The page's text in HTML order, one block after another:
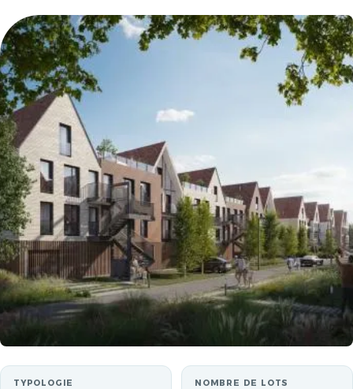
TYPOLOGIE NOMBRE DE LOTS